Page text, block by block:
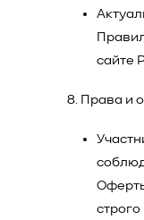
сайте
Права и